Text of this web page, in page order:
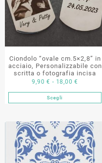
Ciondolo “ovale cm.5×2,8” in
acciaio, Personalizzabile con
scritta o fotografia incisa
9,90€ - 18,00€
di
prezzo:
9,90 €
a
18,00 €
ScegliQuesto
ha
più
varianti.
Le